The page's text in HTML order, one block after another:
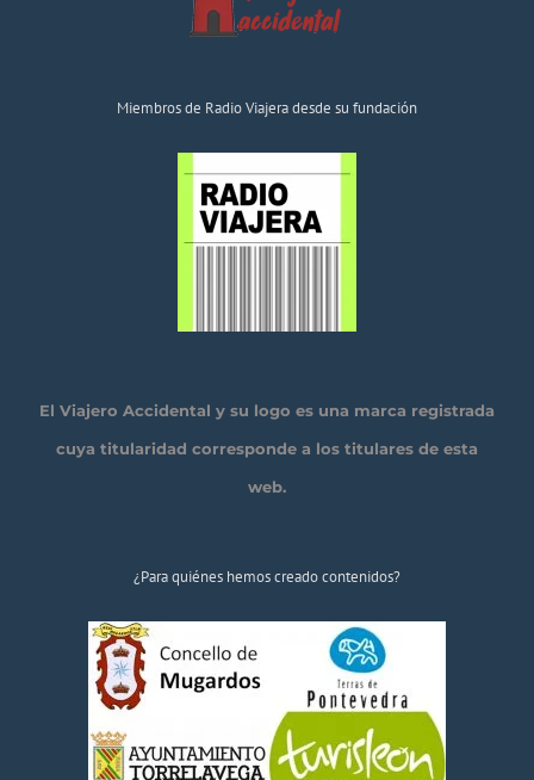
Miembros de Radio Viajera desde su fundación
El Viajero Accidental y su logo es una marca registrada
cuya titularidad corresponde a los titulares de esta
web.
¿Para quiénes hemos creado contenidos?